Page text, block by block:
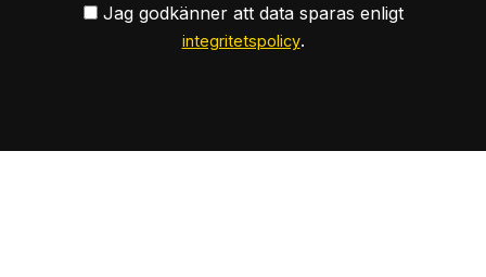
Jag godkänner att data sparas enligt
integritetspolicy.